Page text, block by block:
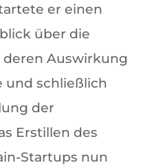
er einen
über die
Auswirkung
und schließlich
der
Erstillen des
Startups nun